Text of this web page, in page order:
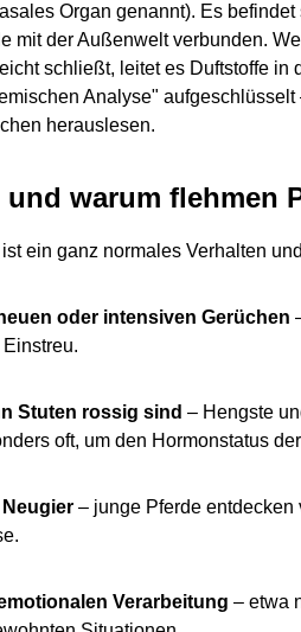
Organ genannt). Es
mit der Außenwelt verbunden.
schließt, leitet es Duftstoffe in
Analyse"
herauslesen.
und warum flehmen
ein ganz normales Verhalten
oder intensiven Gerüchen
Stuten rossig sind – Hengste
oft, um den Hormonstatus der
– junge Pferde
Verarbeitung – etwa